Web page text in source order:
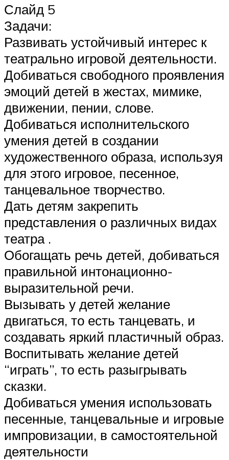
Слайд 5
Задачи:
Развивать устойчивый интерес к
театрально игровой деятельности.
Добиваться свободного проявления
эмоций детей в жестах, мимике,
движении, пении, слове.
Добиваться исполнительского
умения детей в создании
художественного образа, используя
для этого игровое, песенное,
танцевальное творчество.
Дать детям закрепить
представления о различных видах
театра .
Обогащать речь детей, добиваться
правильной интонационно-
выразительной речи.
Вызывать у детей желание
двигаться, то есть танцевать, и
создавать яркий пластичный образ.
Воспитывать желание детей
“играть”, то есть разыгрывать
сказки.
Добиваться умения использовать
песенные, танцевальные и игровые
импровизации, в самостоятельной
деятельности